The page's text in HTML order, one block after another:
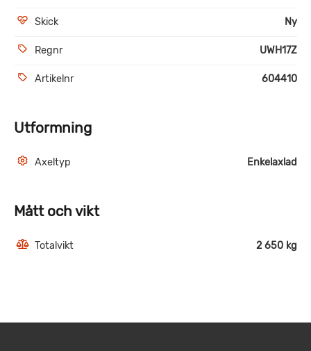
Skick Ny
Regnr UWH17Z
Artikelnr 604410
Utformning
Axeltyp Enkelaxlad
Mått och vikt
Totalvikt 2 650 kg